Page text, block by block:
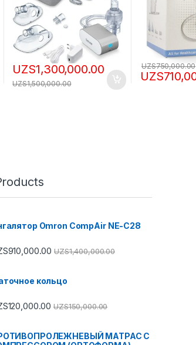
UZS1,300,000.00
UZS1,500,000.00
UZS
UZS750,000.00
Omron CompAir NE-C28
910,000.00 UZS1,400,000.00
кольцо
120,000.00 UZS150,000.00
МАТРАС С